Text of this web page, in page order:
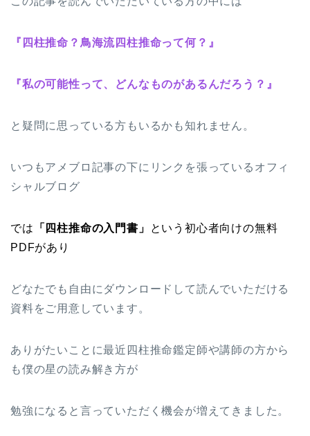
『四柱推命？鳥海流四柱推命って何？』
『私の可能性って、どんなものがあるんだろう？』
と疑問に思っている方もいるかも知れません。
いつもアメブロ記事の下にリンクを張っているオフィ
シャルブログ
では 「四柱推命の入門書」
という初心者向けの無料
PDFがあり
どなたでも自由にダウンロードして読んでいただける
資料をご用意しています。
ありがたいことに最近四柱推命鑑定師や講師の方から
も僕の星の読み解き方が
勉強になると言っていただく機会が増えてきました。